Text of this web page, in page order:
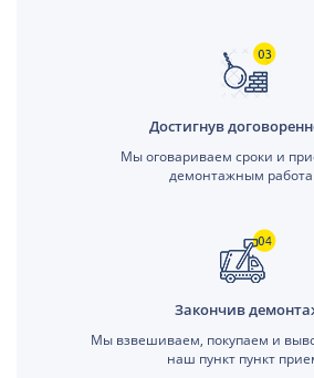
Достигнув
Мы оговариваем сроки и
демонтажным
Закончив
Мы взвешиваем, покупаем и
наш пункт пункт